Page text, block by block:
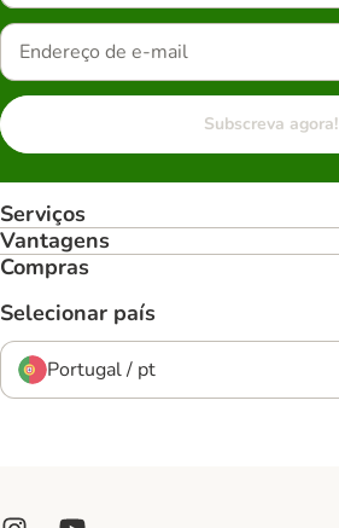
Subscreva agora!
Serviços
Vantagens
Compras
Selecionar país
Portugal / pt